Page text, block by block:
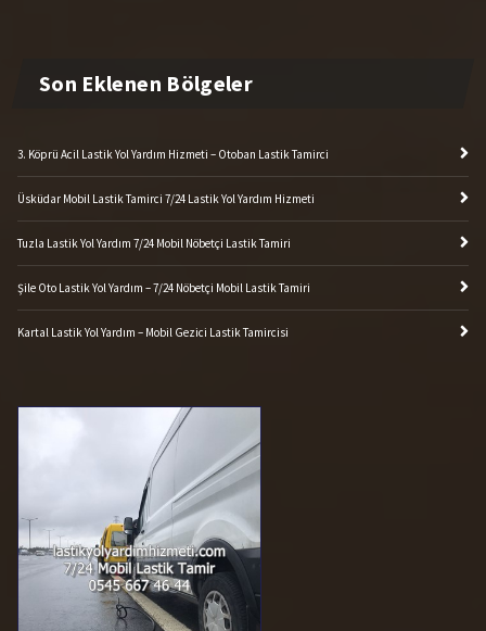
Son Eklenen Bölgeler
3. Köprü Acil Lastik Yol Yardım Hizmeti – Otoban Lastik Tamirci
Üsküdar Mobil Lastik Tamirci 7/24 Lastik Yol Yardım Hizmeti
Tuzla Lastik Yol Yardım 7/24 Mobil Nöbetçi Lastik Tamiri
Şile Oto Lastik Yol Yardım – 7/24 Nöbetçi Mobil Lastik Tamiri
Kartal Lastik Yol Yardım – Mobil Gezici Lastik Tamircisi